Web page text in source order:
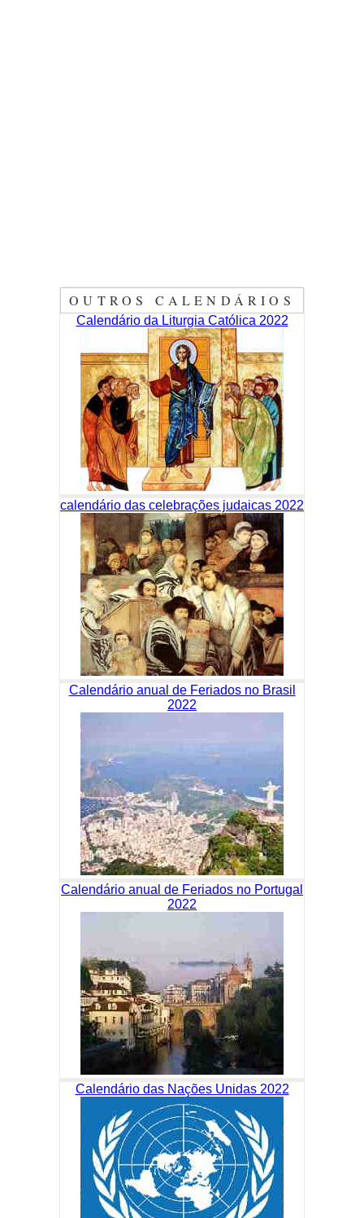
OUTROS CALENDÁRIOS
Calendário da Liturgia Católica 2022
calendário das celebrações judaicas 2022
Calendário anual de Feriados no Brasil
2022
Calendário anual de Feriados no Portugal
2022
Calendário das Nações Unidas 2022